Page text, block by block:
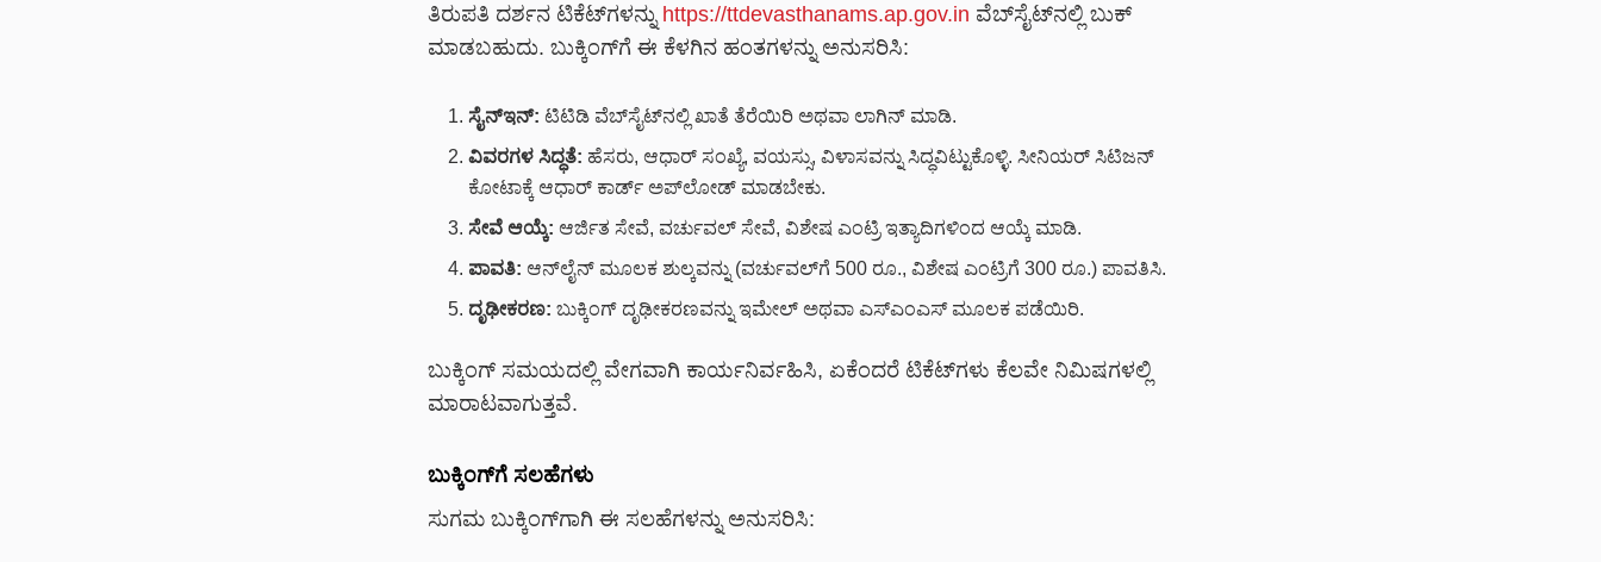
ತಿರುಪತಿ ದರ್ಶನ ಟಿಕೆಟ್‌ಗಳನ್ನು https://ttdevasthanams.ap.gov.in ವೆಬ್‌ಸೈಟ್‌ನಲ್ಲಿ ಬುಕ್
ಮಾಡಬಹುದು. ಬುಕ್ಕಿಂಗ್‌ಗೆ ಈ ಕೆಳಗಿನ ಹಂತಗಳನ್ನು ಅನುಸರಿಸಿ:
ಸೈನ್‌ಇನ್: ಟಿಟಿಡಿ ವೆಬ್‌ಸೈಟ್‌ನಲ್ಲಿ ಖಾತೆ ತೆರೆಯಿರಿ ಅಥವಾ ಲಾಗಿನ್ ಮಾಡಿ.
ವಿವರಗಳ ಸಿದ್ಧತೆ: ಹೆಸರು, ಆಧಾರ್ ಸಂಖ್ಯೆ, ವಯಸ್ಸು, ವಿಳಾಸವನ್ನು ಸಿದ್ಧವಿಟ್ಟುಕೊಳ್ಳಿ. ಸೀನಿಯರ್ ಸಿಟಿಜನ್
ಕೋಟಾಕ್ಕೆ ಆಧಾರ್ ಕಾರ್ಡ್ ಅಪ್‌ಲೋಡ್ ಮಾಡಬೇಕು.
ಸೇವೆ ಆಯ್ಕೆ: ಆರ್ಜಿತ ಸೇವೆ, ವರ್ಚುವಲ್ ಸೇವೆ, ವಿಶೇಷ ಎಂಟ್ರಿ ಇತ್ಯಾದಿಗಳಿಂದ ಆಯ್ಕೆ ಮಾಡಿ.
ಪಾವತಿ: ಆನ್‌ಲೈನ್ ಮೂಲಕ ಶುಲ್ಕವನ್ನು (ವರ್ಚುವಲ್‌ಗೆ 500 ರೂ., ವಿಶೇಷ ಎಂಟ್ರಿಗೆ 300 ರೂ.) ಪಾವತಿಸಿ.
ದೃಢೀಕರಣ: ಬುಕ್ಕಿಂಗ್ ದೃಢೀಕರಣವನ್ನು ಇಮೇಲ್ ಅಥವಾ ಎಸ್‌ಎಂಎಸ್ ಮೂಲಕ ಪಡೆಯಿರಿ.
ಬುಕ್ಕಿಂಗ್ ಸಮಯದಲ್ಲಿ ವೇಗವಾಗಿ ಕಾರ್ಯನಿರ್ವಹಿಸಿ, ಏಕೆಂದರೆ ಟಿಕೆಟ್‌ಗಳು ಕೆಲವೇ ನಿಮಿಷಗಳಲ್ಲಿ
ಮಾರಾಟವಾಗುತ್ತವೆ.
ಬುಕ್ಕಿಂಗ್‌ಗೆ ಸಲಹೆಗಳು
ಸುಗಮ ಬುಕ್ಕಿಂಗ್‌ಗಾಗಿ ಈ ಸಲಹೆಗಳನ್ನು ಅನುಸರಿಸಿ: